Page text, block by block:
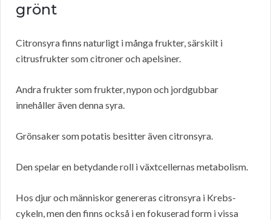
grönt
Citronsyra finns naturligt i många frukter, särskilt i
citrusfrukter som citroner och apelsiner.
Andra frukter som frukter, nypon och jordgubbar
innehåller även denna syra.
Grönsaker som potatis besitter även citronsyra.
Den spelar en betydande roll i växtcellernas metabolism.
Hos djur och människor genereras citronsyra i Krebs-
cykeln, men den finns också i en fokuserad form i vissa